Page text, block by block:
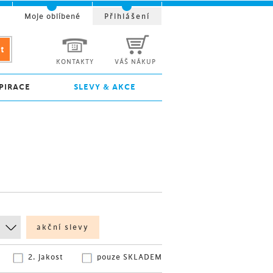
akční slevy
pouze SKLADEM
2. jakost
KONTAKTY VÁŠ NÁKUP
SLEVY & AKCE
Moje oblíbené Přihlášení